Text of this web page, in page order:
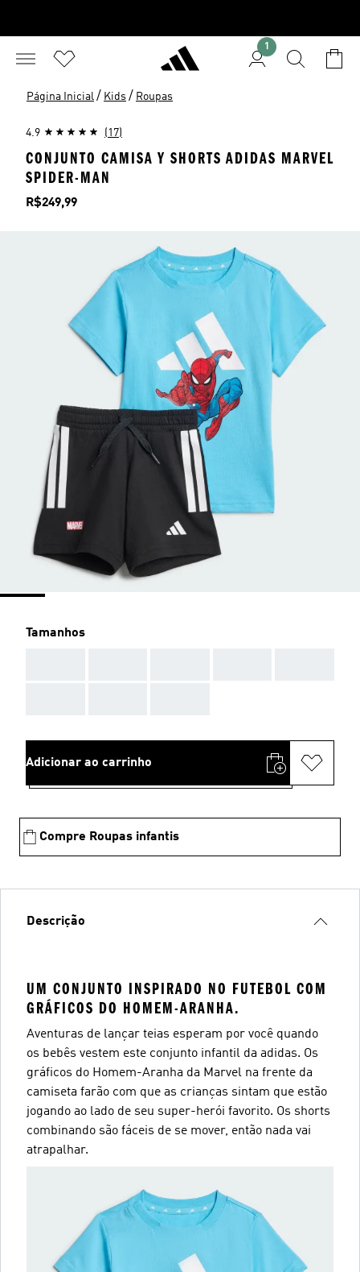
1
Página Inicial / Kids / Roupas
4.9 (17)
CONJUNTO CAMISA Y SHORTS ADIDAS MARVEL
SPIDER-MAN
Preço
R$249,99
Tamanhos
Adicionar ao carrinho
Compre Roupas infantis
Descrição
UM CONJUNTO INSPIRADO NO FUTEBOL COM
GRÁFICOS DO HOMEM-ARANHA.
Aventuras de lançar teias esperam por você quando
os bebês vestem este conjunto infantil da adidas. Os
gráficos do Homem-Aranha da Marvel na frente da
camiseta farão com que as crianças sintam que estão
jogando ao lado de seu super-herói favorito. Os shorts
combinando são fáceis de se mover, então nada vai
atrapalhar.